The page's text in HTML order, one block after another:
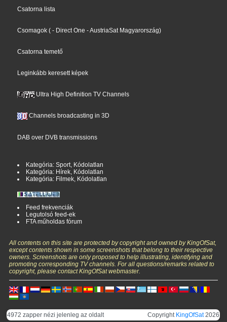
Csatorna lista
Csomagok (- Direct One - AustriaSat Magyarország)
Csatorna temető
Leginkább keresett képek
Ultra High Definition TV Channels
Channels broadcasting in 3D
DAB over DVB transmissions
Kategória: Sport, Kódolatlan
Kategória: Hírek, Kódolatlan
Kategória: Filmek, Kódolatlan
Feed frekvenciák
Legutolsó feed-ek
FTA műholdas fórum
All contents on this site are protected by copyright and owned by KingOfSat,
except contents shown in some screenshots that belong to their respective
owners. Screenshots are only proposed to help illustrating, identifying and
promoting corresponding TV channels. For all questions/remarks related to
copyright, please contact KingOfSat webmaster.
4972 zapper nézi jelenleg az oldalt Copyright KingOfSat2026